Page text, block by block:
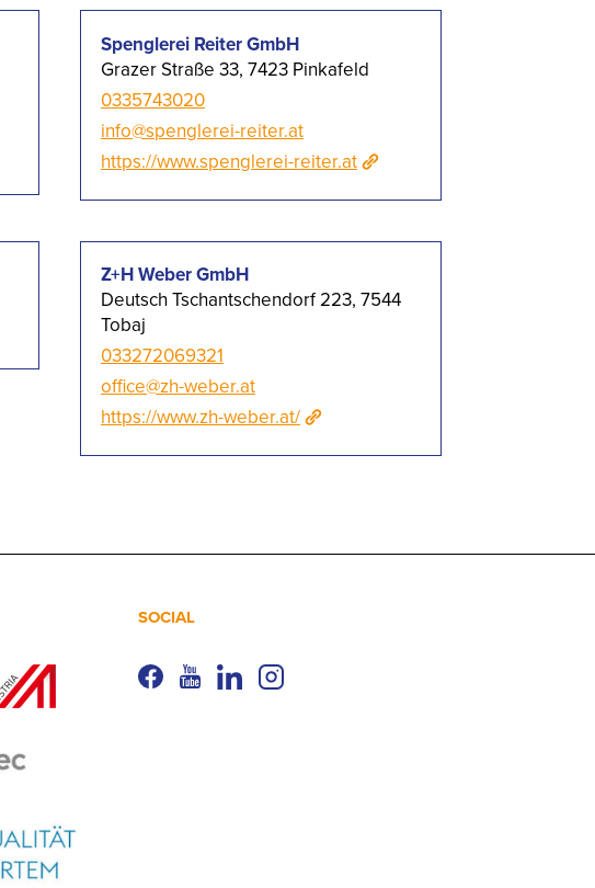
Spenglerei Reiter GmbH
Grazer Straße 33, 7423 Pinkafeld
0335743020
info@spenglerei-reiter.at
https://www.spenglerei-reiter.at
Z+H Weber GmbH
Deutsch Tschantschendorf 223, 7544
Tobaj
033272069321
office@zh-weber.at
https://www.zh-weber.at/
SOCIAL